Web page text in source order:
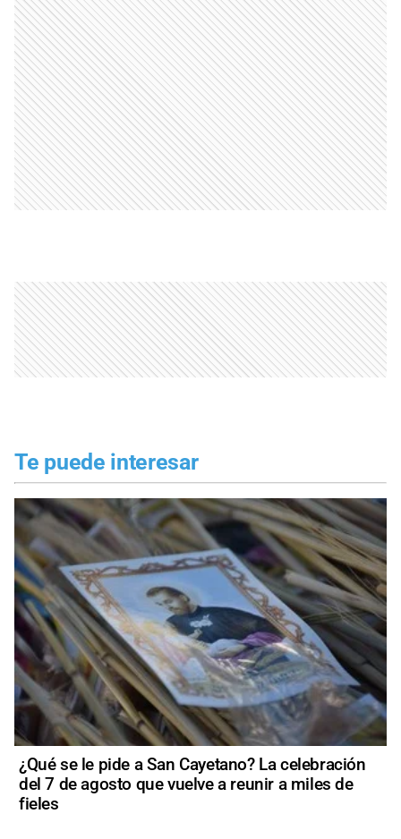
Te puede interesar
¿Qué se le pide a San Cayetano? La celebración
del 7 de agosto que vuelve a reunir a miles de
fieles